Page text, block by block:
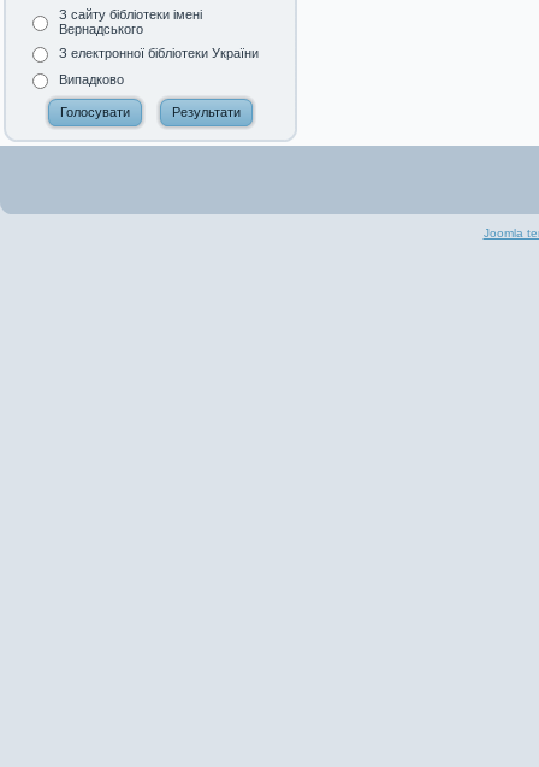
З сайту бібліотеки імені
Вернадського
З електронної бібліотеки України
Випадково
Joomla